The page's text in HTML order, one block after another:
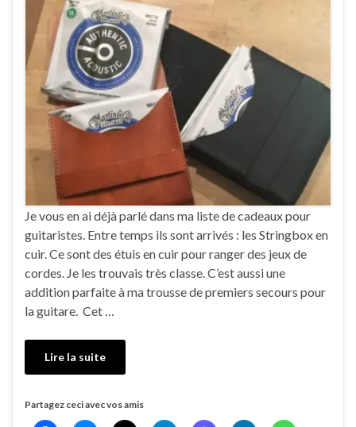
Je vous en ai déjà parlé dans ma liste de cadeaux pour
guitaristes. Entre temps ils sont arrivés : les Stringbox en
cuir. Ce sont des étuis en cuir pour ranger des jeux de
cordes. Je les trouvais très classe. C’est aussi une
addition parfaite à ma trousse de premiers secours pour
la guitare. Cet …
Lire la suite
Partagez ceci avec vos amis